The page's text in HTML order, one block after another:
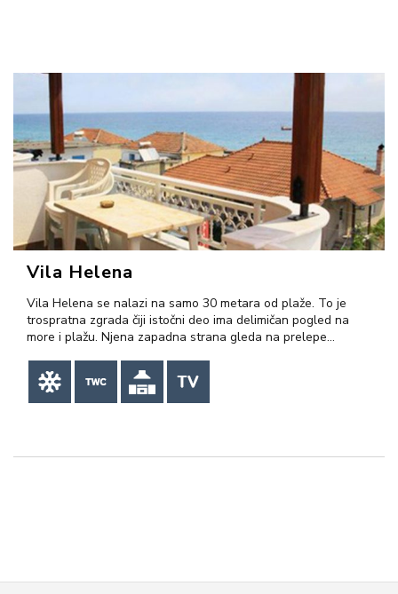
VIŠE INFORMACIJA
Vila Helena
Vila Helena se nalazi na samo 30 metara od plaže. To je
trospratna zgrada čiji istočni deo ima delimičan pogled na
more i plažu. Njena zapadna strana gleda na prelepe…